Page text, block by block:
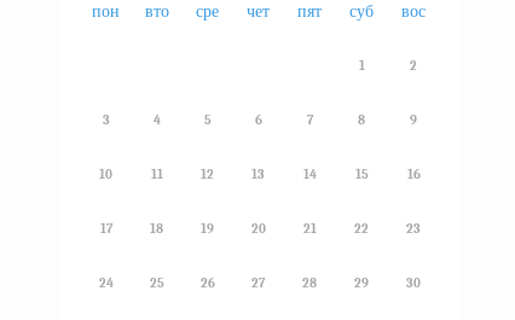
пон вто сре чет пят суб вос
1 2
3 4 5 6 7 8 9
10 11 12 13 14 15 16
17 18 19 20 21 22 23
24 25 26 27 28 29 30